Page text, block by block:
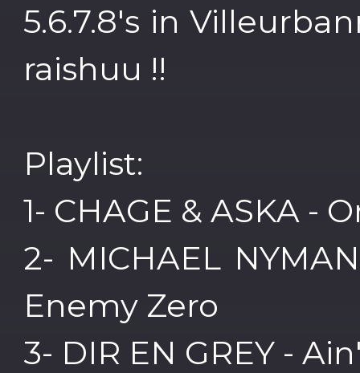
5.6.7.8's in
raishuu !!
Playlist:
1- CHAGE & ASKA -
2- MICHAEL
Enemy Zero
3- DIR EN GREY -